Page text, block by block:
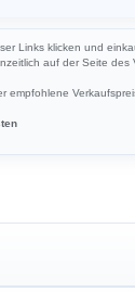
Links klicken und
auf der Seite
empfohlene